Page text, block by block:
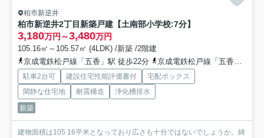
柏市新逆井
柏市新逆井2丁目新築戸建【土南部小学校:7分】
3,180万円～3,480万円
105.16㎡～105.57㎡ (4LDK) /新築 /2階建
京成電鉄松戸線「五香」駅 徒歩22分
京成電鉄松戸線「五香」駅 徒歩22分
駐車2台可 建設住宅性能評価書付
宅配ボックス
閑静な住宅地
耐震構造
浄化槽排水
新築
建物面積は105.16平米となっており広さも十分ではないでしょうか。綺